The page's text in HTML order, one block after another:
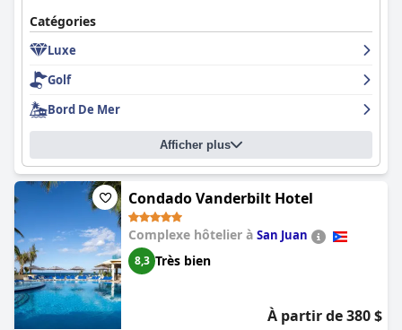
Catégories
Luxe
Golf
Bord De Mer
Afficher plus
Condado Vanderbilt Hotel
Complexe hôtelier à San Juan
8,3 Très bien
À partir de 380 $